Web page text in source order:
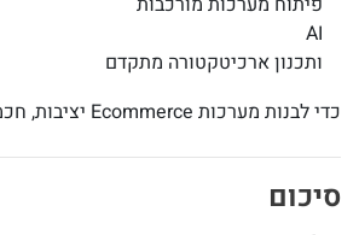
AI
ותכנון ארכיטקטורה מתקדם
כדי לבנות מערכות Ecommerce יציבות, חכמות ומוכנות לצמיחה.
סיכום